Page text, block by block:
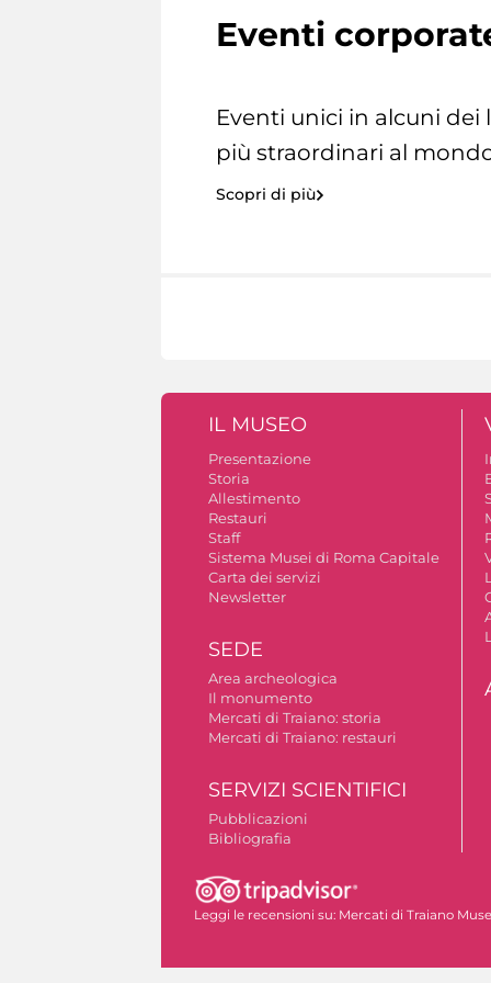
Eventi
Eventi unici in alcuni dei
più straordinari al
Scopri di più
IL MUSEO
Presentazione
Storia
Allestimento
Restauri
Staff
Sistema Musei di Roma Capitale
Carta dei servizi
Newsletter
SEDE
Area archeologica
Il monumento
Mercati di Traiano: storia
Mercati di Traiano: restauri
SERVIZI SCIENTIFICI
Pubblicazioni
Bibliografia
Leggi le recensioni su: Mercati di Traiano